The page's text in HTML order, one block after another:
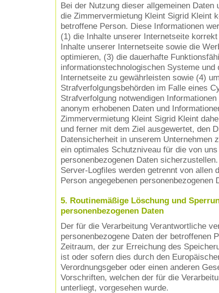
Bei der Nutzung dieser allgemeinen Daten
die Zimmervermietung Kleint Sigrid Kleint
betroffene Person. Diese Informationen
(1) die Inhalte unserer Internetseite
Inhalte unserer Internetseite sowie die
optimieren, (3) die dauerhafte
informationstechnologischen Systeme und
Internetseite zu gewährleisten sowie (4)
Strafverfolgungsbehörden im Falle eines
Strafverfolgung notwendigen
anonym erhobenen Daten und
Zimmervermietung Kleint Sigrid Kleint
und ferner mit dem Ziel ausgewertet, den
Datensicherheit in unserem Unternehmen
ein optimales Schutzniveau für die von
personenbezogenen Daten
Server-Logfiles werden getrennt von allen
Person angegebenen personenbezogenen
5. Routinemäßige Löschung und
personenbezogenen Daten
Der für die Verarbeitung Verantwortliche
personenbezogene Daten der betroffenen
Zeitraum, der zur Erreichung des
ist oder sofern dies durch den
Verordnungsgeber oder einen anderen
Vorschriften, welchen der für die
unterliegt, vorgesehen wurde.